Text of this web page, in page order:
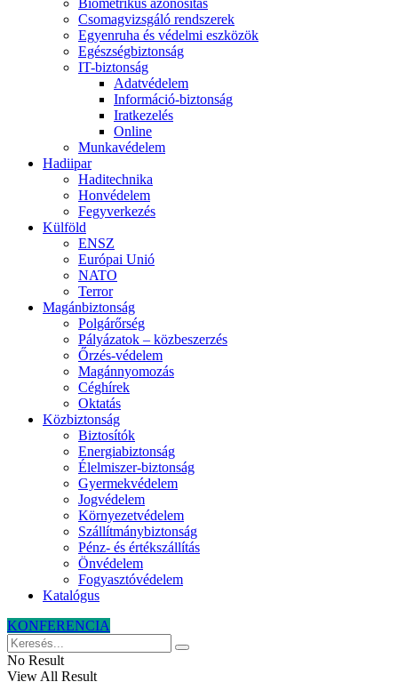
Biometrikus azonosítás
Csomagvizsgáló rendszerek
Egyenruha és védelmi eszközök
Egészségbiztonság
IT-biztonság
Adatvédelem
Információ-biztonság
Iratkezelés
Online
Munkavédelem
Hadiipar
Haditechnika
Honvédelem
Fegyverkezés
Külföld
ENSZ
Európai Unió
NATO
Terror
Magánbiztonság
Polgárőrség
Pályázatok – közbeszerzés
Őrzés-védelem
Magánnyomozás
Céghírek
Oktatás
Közbiztonság
Biztosítók
Energiabiztonság
Élelmiszer-biztonság
Gyermekvédelem
Jogvédelem
Környezetvédelem
Szállítmánybiztonság
Pénz- és értékszállítás
Önvédelem
Fogyasztóvédelem
Katalógus
KONFERENCIA
No Result
View All Result